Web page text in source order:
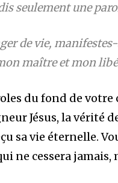
seulement une
de vie,
maître et mon
du fond de
Jésus, la vérité
sa vie éternelle.
ne cessera